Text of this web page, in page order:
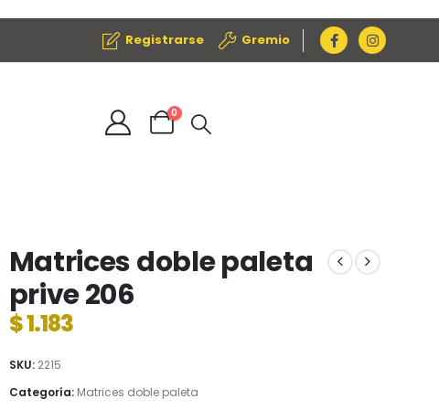
Registrarse Gremio
0
Matrices doble paleta
prive 206
$1.183
SKU: 2215
Categoría: Matrices doble paleta